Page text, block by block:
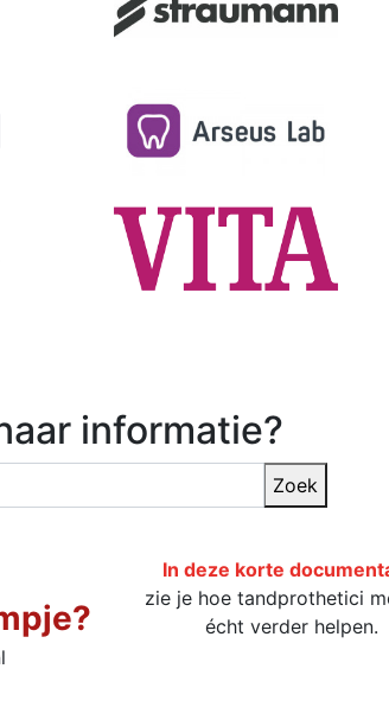
informatie?
Zoek
In deze korte
zie je hoe tandprothetici
écht verder helpen.